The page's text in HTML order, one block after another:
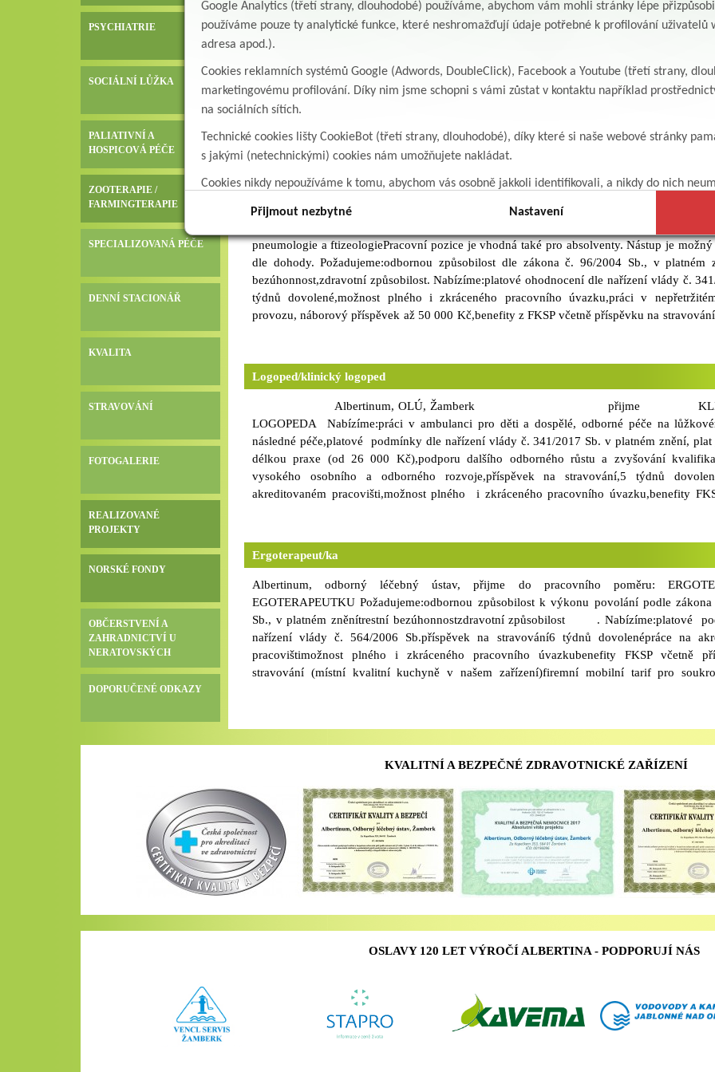
PSYCHIATRIE
SOCIÁLNÍ LŮŽKA
PALIATIVNÍ A
HOSPICOVÁ PÉČE
ZOOTERAPIE /
FARMINGTERAPIE
SPECIALIZOVANÁ PÉČE
DENNÍ STACIONÁŘ
KVALITA
STRAVOVÁNÍ
FOTOGALERIE
REALIZOVANÉ
PROJEKTY
NORSKÉ FONDY
OBČERSTVENÍ A
ZAHRADNICTVÍ U
NERATOVSKÝCH
DOPORUČENÉ ODKAZY
i zkráceného pracovního úvazku- zajímavý kariérní růst s výhledem na převzetí
pneumologa se specializací- možnost přidělení bytu či zajištění ubytování- 5 týdnů
štědré zaměstnanecké benefity z FKSP včetně příspěvku na stravování (místní kvalitní
našem zařízení)- firemní mobilní tarif pro soukromé využití (hlasový i datový tarif za
cenu)- podpora dalšího vzdělávání, včetně bezplatné účasti na vzdělávacích
zařízení- příjemný kolektiv, možnost seberealizace a osobního rozvoje Bližší
677 895, 724 869 233 prim. MUDr. Michalovičová, svou nabídku s kopiemi
získané kvalifikaci, životopisem a přehledem o průběhu předchozí praxe zašlete
adresu michalovicova@albertinum.cz nebo albertinum@albertinum.cz, příp. v listinné
Všeobecná/praktická sestra na LDN
Přidejte se k nám Do našeho týmu přijmeme všeobecnou nebo praktickou sestru na
následné a dlouhodobé péče. Co od Vás očekávámesamostatnost, pečlivost, empatii,
týmového duchaodbornou způsobilost k výkonu povolání dle zákona č. 96/2004
praxepráci v nepřetržitém provozu, možnost zkráceného úvazku5 týdnů
až 50 000 Kčdotované závodní stravování – kvalitní domácí kuchyně přímo v
rozvoje na akreditovaném pracovištizvýhodněný firemní mobilní tarif i pro
využití Kontaktujte násvalentova@albertinum.cz725 970 002
pneumologie a ftizeologiePracovní pozice je vhodná také pro absolventy. Nástup je
dle dohody. Požadujeme:odbornou způsobilost dle zákona č. 96/2004 Sb., v platném
bezúhonnost,zdravotní způsobilost. Nabízíme:platové ohodnocení dle nařízení vlády č.
týdnů dovolené,možnost plného i zkráceného pracovního úvazku,práci v
provozu, náborový příspěvek až 50 000 Kč,benefity z FKSP včetně příspěvku na
stravování v našem zařízení,zvýhodněný firemní mobilní hlasový a datový tarif i pro
zařízením,práci na akreditovaném pracovišti v příjemném prostředí. Kontakt:Bc. Marcela
mail: valentova@albertinum.cz, tel.: 465 67 841, 725 970 002
Logoped/klinický logoped
Albertinum, OLÚ, Žamberk přijme
LOGOPEDA Nabízíme:práci v ambulanci pro děti a dospělé, odborné péče na
následné péče,platové podmínky dle nařízení vlády č. 341/2017 Sb. v platném znění,
délkou praxe (od 26 000 Kč),podporu dalšího odborného růstu a zvyšování
vysokého osobního a odborného rozvoje,příspěvek na stravování,5 týdnů
akreditovaném pracovišti,možnost plného i zkráceného pracovního úvazku,benefity
příspěvku na stravování (místní kvalitní kuchyně v našem zařízení),firemní mobilní tarif
povolání logopeda dle zákona č. 96/2004 Sb. (absolvování akreditovaného
oboru se státní závěrečnou zkouškou z logopedie a surdopedie),náborový příspěvek 40 000
chování a vystupování,pracovitost, spolehlivost a
bezúhonnost,zdravotní způsobilost. kontakt: valentova@albertinum-olu.cz tel: 725 970 002
Ergoterapeut/ka
Albertinum, odborný léčebný ústav, přijme do pracovního poměru:
EGOTERAPEUTKU Požadujeme:odbornou způsobilost k výkonu povolání podle
Sb., v platném zněnítrestní bezúhonnostzdravotní způsobilost . Nabízíme:platové
nařízení vlády č. 564/2006 Sb.příspěvek na stravování6 týdnů dovolenépráce na
pracovištimožnost plného i zkráceného pracovního úvazkubenefity FKSP včetně
stravování (místní kvalitní kuchyně v našem zařízení)firemní mobilní tarif pro
(hlasový i datový tarif za bezkonkurenční cenu) kontakt: valentova@albertinum-olu.cz
KVALITNÍ A BEZPEČNÉ ZDRAVOTNICKÉ ZAŘÍZENÍ
OSLAVY 120 LET VÝROČÍ ALBERTINA - PODPORUJÍ NÁS
Google Analytics (třetí strany, dlouhodobé) používáme, abychom vám mohli stránky lépe
používáme pouze ty analytické funkce, které neshromažďují údaje potřebné k profilování uživatelů
adresa apod.).
Cookies reklamních systémů Google (Adwords, DoubleClick), Facebook a Youtube (třetí strany,
marketingovému profilování. Díky nim jsme schopni s vámi zůstat v kontaktu například
na sociálních sítích.
Technické cookies lišty CookieBot (třetí strany, dlouhodobé), díky které si naše webové stránky
s jakými (netechnickými) cookies nám umožňujete nakládat.
Cookies nikdy nepoužíváme k tomu, abychom vás osobně jakkoli identifikovali, a nikdy do nich
Přijmout nezbytné Nastavení